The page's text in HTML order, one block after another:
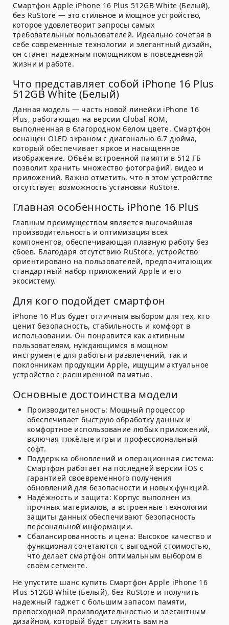
Смартфон Apple iPhone 16 Plus 512GB White (Белый),
без RuStore — это стильное и мощное устройство,
которое удовлетворит запросы самых
требовательных пользователей. Идеально сочетая в
себе современные технологии и элегантный дизайн,
он станет надежным помощником в повседневной
жизни и работе.
Что представляет собой iPhone 16 Plus
512GB White (Белый)
Данная модель — часть новой линейки iPhone 16
Plus, работающая на версии Global ROM,
выполненная в благородном белом цвете. Смартфон
оснащён OLED-экраном с диагональю 6.7 дюйма,
который обеспечивает яркое и насыщенное
изображение. Объём встроенной памяти в 512 ГБ
позволит хранить множество фотографий, видео и
приложений. Важно отметить, что в этом устройстве
отсутствует возможность установки RuStore.
Главная особенность iPhone 16 Plus
Главным преимуществом является высочайшая
производительность и оптимизация всех
компонентов, обеспечивающая плавную работу без
сбоев. Благодаря отсутствию RuStore, устройство
ориентировано на пользователей, предпочитающих
стандартный набор приложений Apple и его
экосистему.
Для кого подойдет смартфон
iPhone 16 Plus будет отличным выбором для тех, кто
ценит безопасность, стабильность и комфорт в
использовании. Он понравится как активным
пользователям, нуждающимся в мощном
инструменте для работы и развлечений, так и
поклонникам продукции Apple, ищущим актуальное
устройство с расширенной памятью.
Основные достоинства модели
Производительность: Мощный процессор
обеспечивает быструю обработку данных и
комфортное использование любых приложений,
включая тяжёлые игры и профессиональный
софт.
Поддержка обновлений и операционная система:
Смартфон работает на последней версии iOS с
гарантией своевременного получения
обновлений для безопасности и новых функций.
Надёжность и защита: Корпус выполнен из
прочных материалов, а встроенные технологии
защиты данных обеспечивают безопасность
персональной информации.
Сбалансированность и цена: Высокое качество и
функционал сочетаются с выгодной стоимостью,
что делает смартфон оптимальным выбором в
своём сегменте.
Не упустите шанс купить Смартфон Apple iPhone 16
Plus 512GB White (Белый), без RuStore и получить
надежный гаджет с большим запасом памяти,
превосходной производительностью и элегантным
дизайном, который будет служить вам на